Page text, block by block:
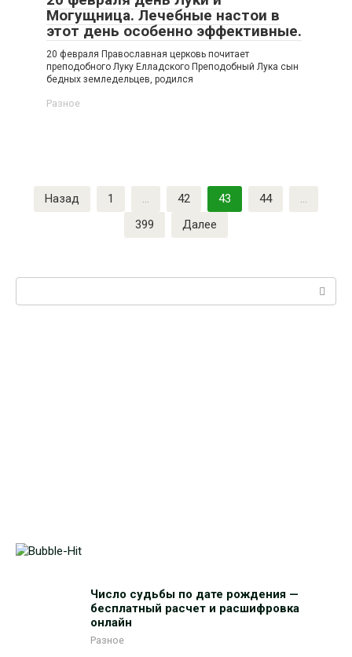
Могущница. Лечебные настои в
этот день особенно эффективные.
20 февраля Православная церковь почитает
преподобного Луку Елладского Преподобный Лука сын
бедных земледельцев, родился
Разное
Пагинация
записей
Назад 1 … 42 43 44
…
399
Далее
Число судьбы по дате рождения —
бесплатный расчет и расшифровка
онлайн
Разное